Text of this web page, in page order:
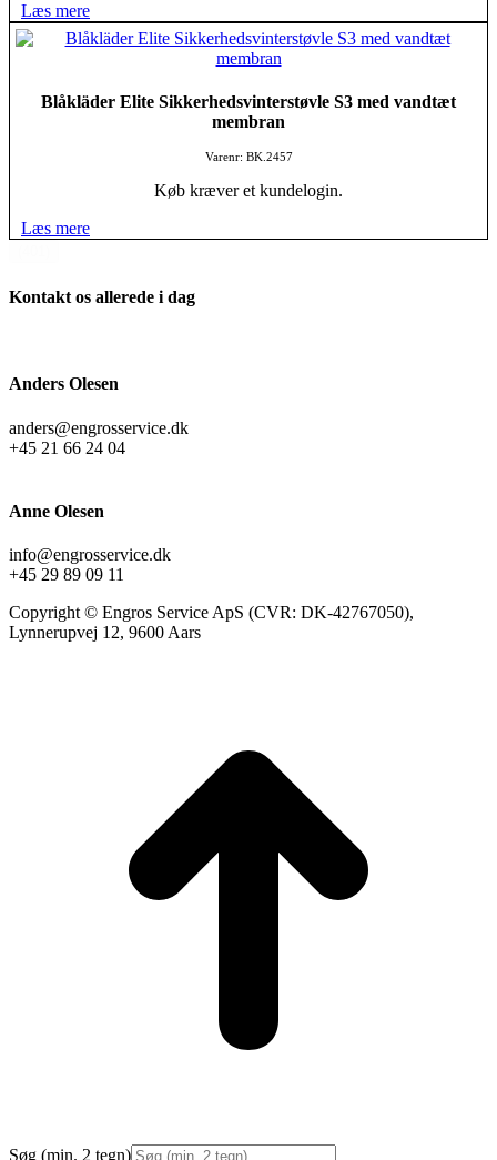
Læs mere
Blåkläder Elite Sikkerhedsvinterstøvle S3 med vandtæt
membran
Varenr: BK.2457
Køb kræver et kundelogin.
Læs mere
Kontakt os allerede i dag
Anders Olesen
anders@engrosservice.dk
+45 21 66 24 04
Anne Olesen
info@engrosservice.dk
+45 29 89 09 11
Copyright © Engros Service ApS (CVR: DK-42767050),
Lynnerupvej 12, 9600 Aars
Søg (min. 2 tegn)